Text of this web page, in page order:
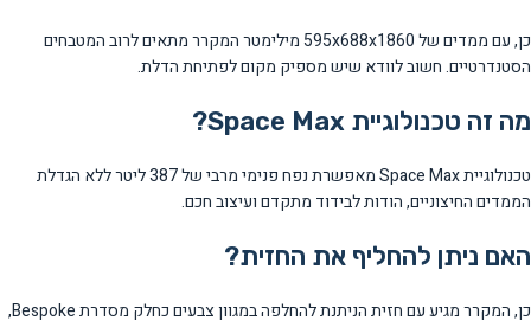
כן, עם ממדים של 595x688x1860 מילימטר המקרר מתאים לרוב המטבחים
הסטנדרטיים. חשוב לוודא שיש מספיק מקום לפתיחת הדלת.
מה זה טכנולוגיית Space Max?
טכנולוגיית Space Max מאפשרת נפח פנימי מרבי של 387 ליטר ללא הגדלת
הממדים החיצוניים, הודות לבידוד מתקדם ועיצוב חכם.
האם ניתן להחליף את החזית?
כן, המקרר מגיע עם חזית הניתנת להחלפה במגוון צבעים כחלק מסדרת Bespoke,